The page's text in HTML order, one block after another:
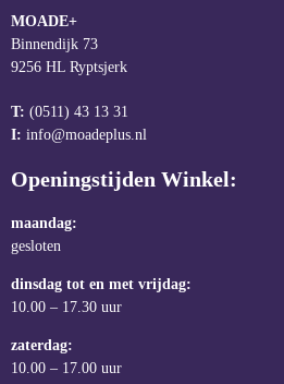
MOADE+
Binnendijk 73
9256 HL Ryptsjerk
T: (0511) 43 13 31
I: info@moadeplus.nl
Openingstijden Winkel:
maandag:
gesloten
dinsdag tot en met vrijdag:
10.00 – 17.30 uur
zaterdag:
10.00 – 17.00 uur